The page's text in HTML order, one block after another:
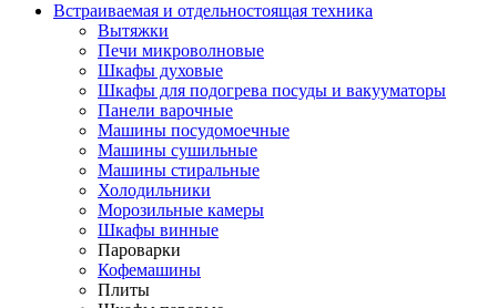
Встраиваемая и отдельностоящая техника
Вытяжки
Печи микроволновые
Шкафы духовые
Шкафы для подогрева посуды и вакууматоры
Панели варочные
Машины посудомоечные
Машины сушильные
Машины стиральные
Холодильники
Морозильные камеры
Шкафы винные
Пароварки
Кофемашины
Плиты